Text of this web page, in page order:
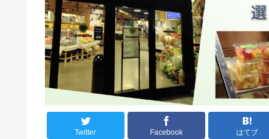
Twitter Facebook はてブ